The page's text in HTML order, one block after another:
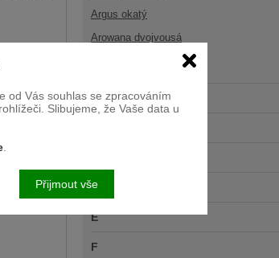
Argus okatý
Arowana dvojvousá
C
Ď
E
F
od Vás souhlas se zpracováním
Slibujeme, že Vaše data u
Přijmout vše